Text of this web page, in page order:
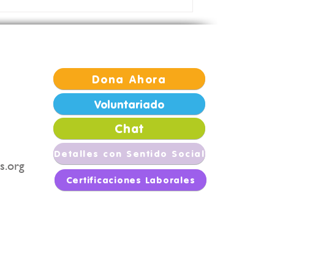
Tulas Llenas 💙
Dona Ahora
Voluntariado
Chat
Detalles con Sentido Social
Certificaciones Laborales